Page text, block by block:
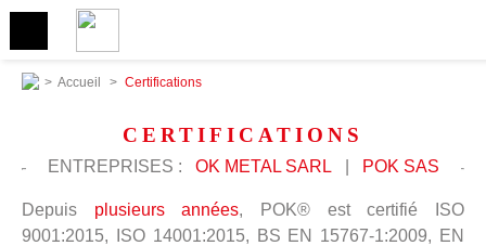
> Accueil > Certifications
CERTIFICATIONS
ENTREPRISES : OK METAL SARL POK SAS
Depuis plusieurs années, POK® est certifié ISO
9001:2015, ISO 14001:2015, BS EN 15767-1:2009, EN